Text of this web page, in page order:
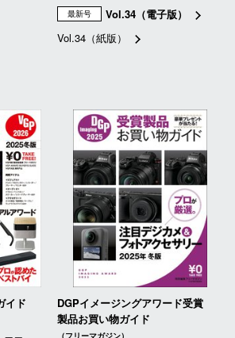
最新号
Vol.34（電子版）
Vol.34（紙版）
イド
DGPイメージングアワード受賞
製品お買い物ガイド
（フリーマガジン）